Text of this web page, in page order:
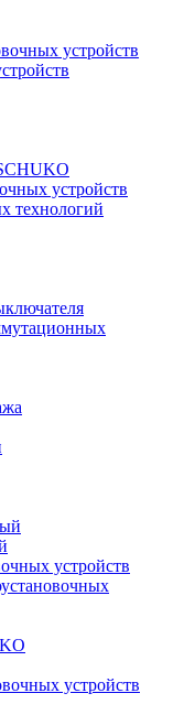
устройств
устройств
технологий
устройств
устройств